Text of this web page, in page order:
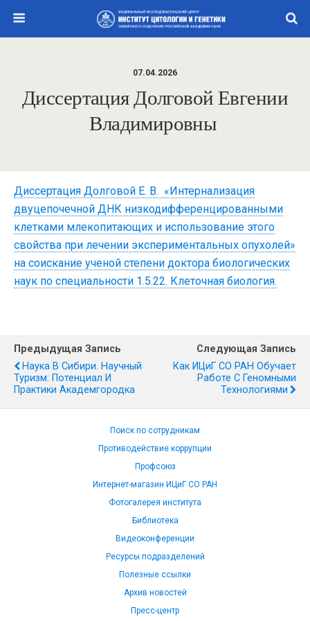
07.04.2026
Диссертация Долговой Евгении
Владимировны
Диссертация Долговой Е. В. «Интернализация
двуцепочечной ДНК низкодифференцированными
клетками млекопитающих и использование этого
свойства при лечении экспериментальных опухолей»
на соискание ученой степени доктора биологических
наук по специальности 1.5.22. Клеточная биология.
Предыдущая Запись
Наука В Сибири. Научный
Туризм: Потенциал И
Практики Академгородка
Следующая Запись
Как ИЦиГ СО РАН Обучает
Работе С Геномными
Технологиями
Поиск по сотрудникам
Противодействие коррупции
Профсоюз
Интернет-магазин ИЦиГ СО РАН
Фотогалерея института
Библиотека
Видеоконференции
Ресурсы подразделений
Полезные ссылки
Архив новостей
Пресс-центр